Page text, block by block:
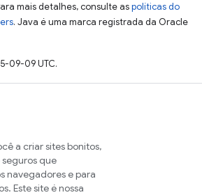
mais detalhes, consulte aspolíticas do
. Java é uma marca registrada da Oracle
09-09 UTC.
a criar sites bonitos,
seguros que
navegadores e para
Este site é nossa